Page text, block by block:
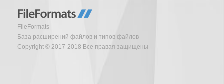
FileFormats
База расширений файлов и типов файлов
Copyright © 2017-2018 Все правая защищены